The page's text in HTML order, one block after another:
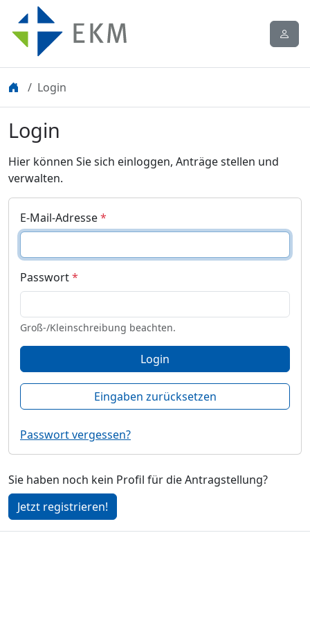
Login
Login
Hier können Sie sich einloggen, Anträge stellen und
verwalten.
E-Mail-Adresse*
Passwort*
Groß-/Kleinschreibung beachten.
Login
Eingaben zurücksetzen
Passwort vergessen?
Sie haben noch kein Profil für die Antragstellung?
Jetzt registrieren!